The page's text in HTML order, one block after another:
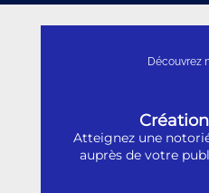
Découvrez
Atteignez une
auprès de votre